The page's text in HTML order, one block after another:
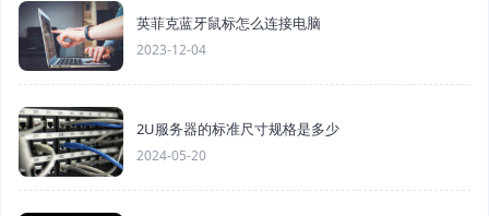
英菲克蓝牙鼠标怎么连接电脑
2023-12-04
2U服务器的标准尺寸规格是多少
2024-05-20